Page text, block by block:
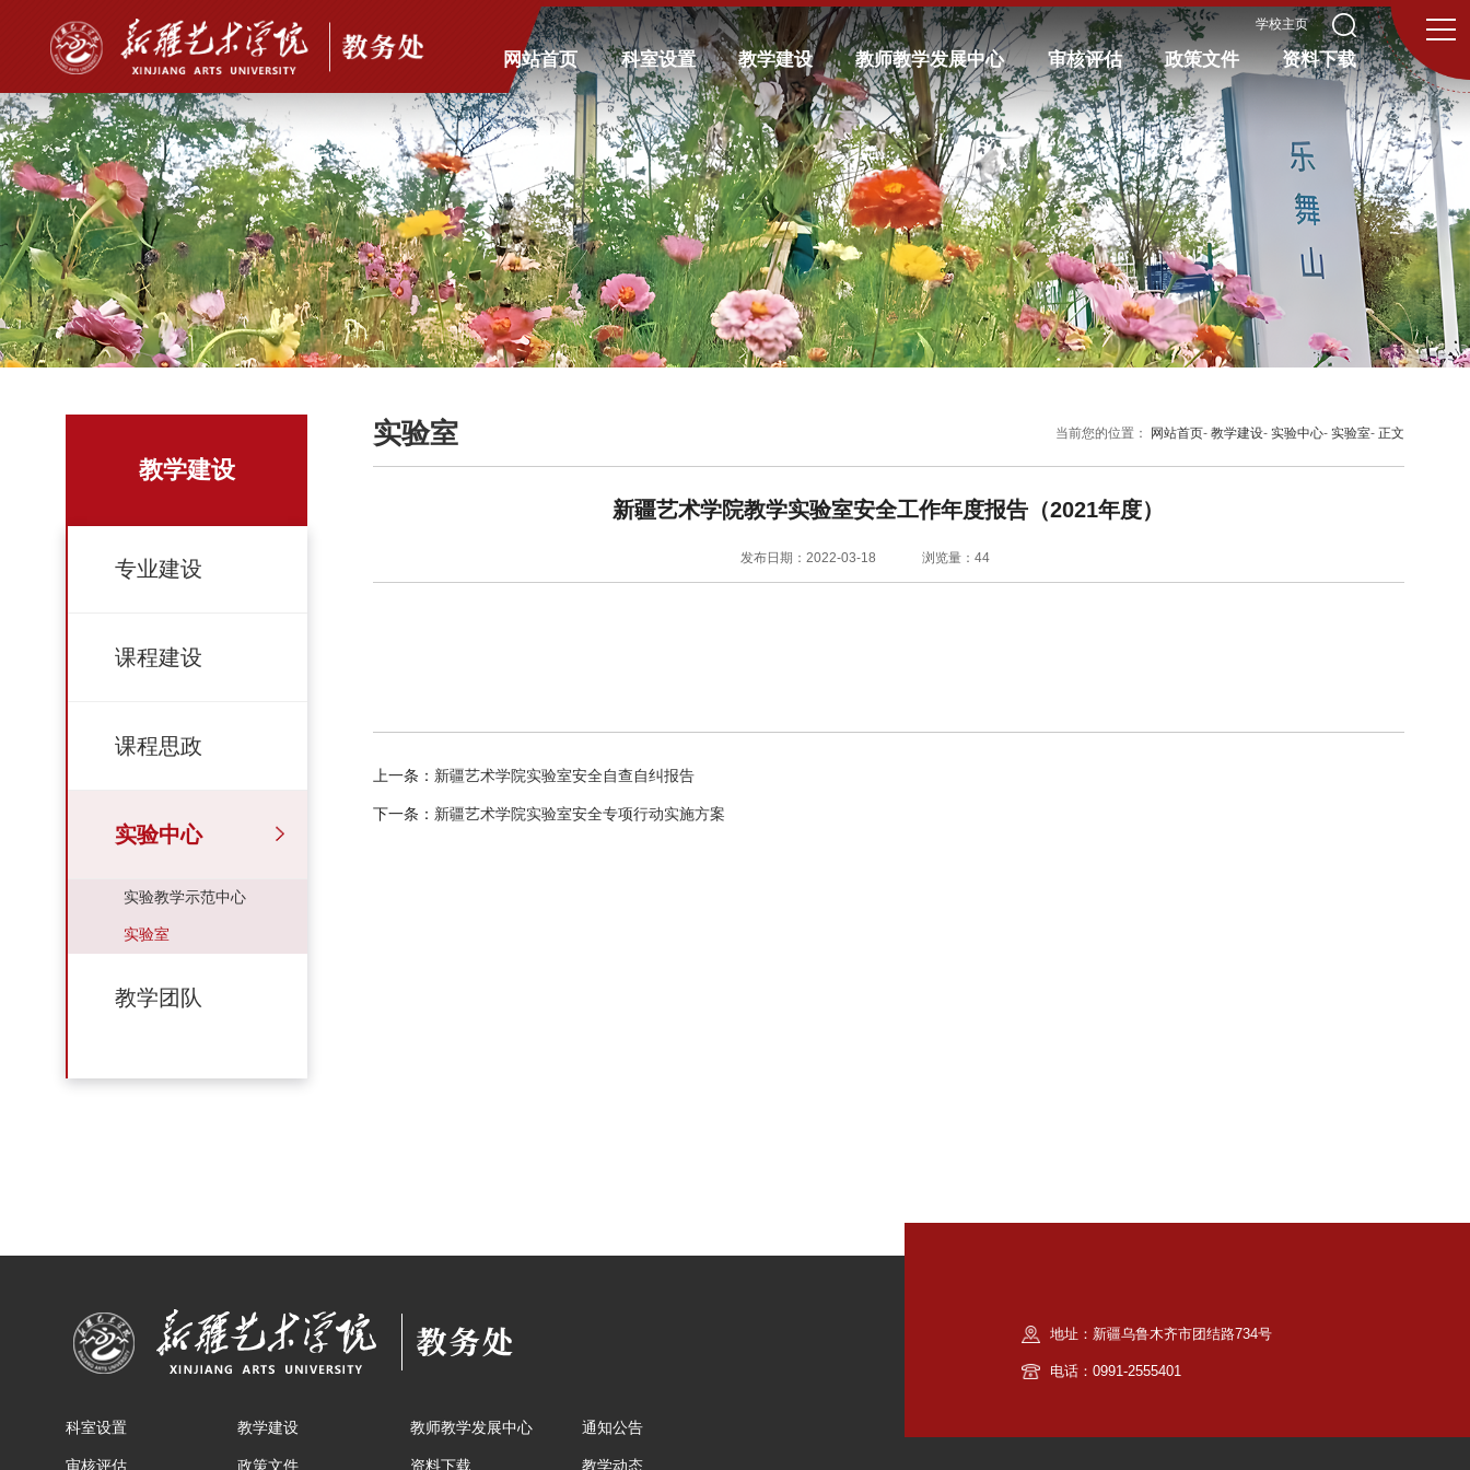
学校主页
网站首页 科室设置 教学建设 教师教学发展中心 审核评估 政策文件 资料下载
教学建设
专业建设
课程建设
课程思政
实验中心
实验教学示范中心
实验室
教学团队
实验室 当前您的位置： 网站首页- 教学建设- 实验中心- 实验室- 正文
新疆艺术学院教学实验室安全工作年度报告（2021年度）
发布日期：2022-03-18 浏览量：44
上一条： 新疆艺术学院实验室安全自查自纠报告
下一条： 新疆艺术学院实验室安全专项行动实施方案
科室设置 教学建设 教师教学发展中心 通知公告
审核评估 政策文件 资料下载 教学动态
地址：新疆乌鲁木齐市团结路734号
电话：0991-2555401